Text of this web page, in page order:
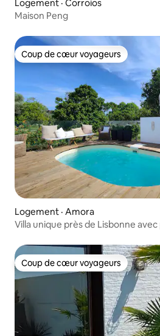
Logement · Corroios
Maison Peng
Coup de cœur voyageurs
Coup de cœur voyageurs
Logement · Amora
Villa unique près de Lisbonne
Coup de cœur voyageurs
Coup de cœur voyageurs